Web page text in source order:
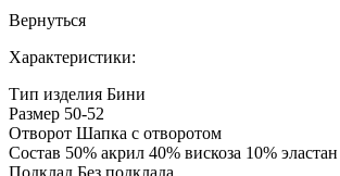
Вернуться
Характеристики:
Тип изделия Бини
Размер 50-52
Отворот Шапка с отворотом
Состав 50% акрил 40% вискоза 10% эластан
Подклад Без подклада